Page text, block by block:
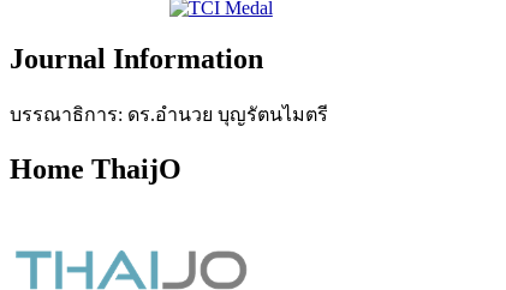
Journal Information
บรรณาธิการ: ดร.อำนวย บุญรัตนไมตรี
Home ThaijO